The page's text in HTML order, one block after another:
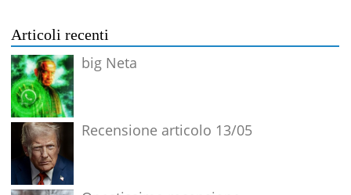
Articoli recenti
big Neta
Recensione articolo 13/05